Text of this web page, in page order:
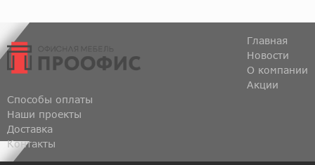
Главная
Новости
О компании
Акции
Способы оплаты
Наши проекты
Доставка
Контакты